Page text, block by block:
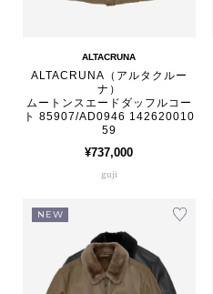
ALTACRUNA
ALTACRUNA（アルタクルー
ナ）
ムートンスエードダッフルコー
ト 85907/AD0946 142620010
59
¥737,000
guji
NEW